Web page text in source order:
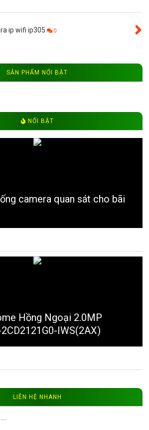
ip wifi ip305 0
SẢN PHẨM NỔI BẬT
NỔI BẬT
camera quan sát cho bãi
Hồng Ngoại 2.0MP
IWS(2AX)
LIÊN HỆ NHANH